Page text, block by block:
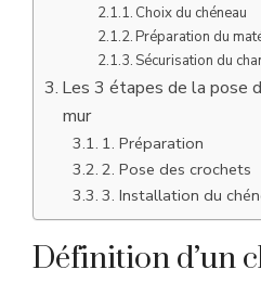
Choix du chéneau
Préparation du
Sécurisation du
Les 3 étapes de la pose
mur
1. Préparation
2. Pose des crochets
3. Installation du
Définition d’un